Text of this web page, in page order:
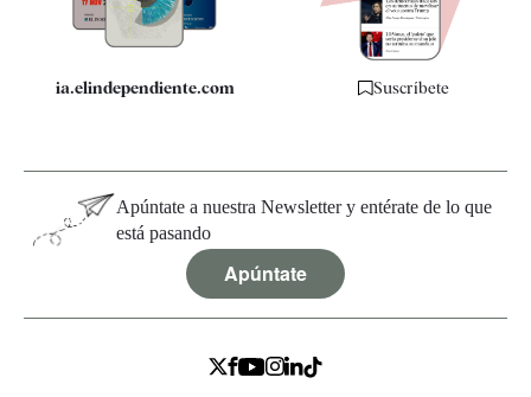
ia.elindependiente.com Suscríbete
Apúntate a nuestra Newsletter y entérate de lo que
está pasando
Apúntate